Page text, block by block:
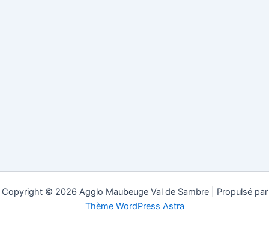
Copyright © 2026 Agglo Maubeuge Val de Sambre | Propulsé par
Thème WordPress Astra